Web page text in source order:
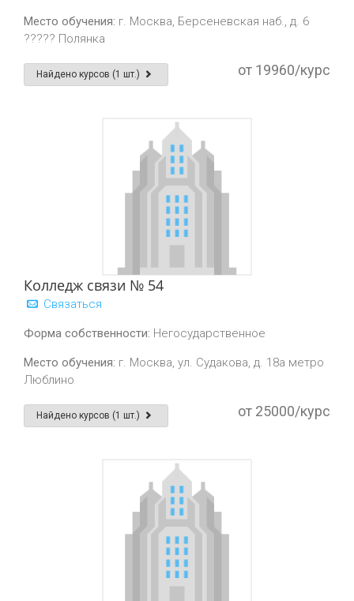
Место обучения: г. Москва, Берсеневская наб., д. 6
????? Полянка
Найдено курсов (1 шт.) от 19960/курс
Колледж связи № 54
Связаться
Форма собственности: Негосударственное
Место обучения: г. Москва, ул. Судакова, д. 18а метро
Люблино
Найдено курсов (1 шт.) от 25000/курс